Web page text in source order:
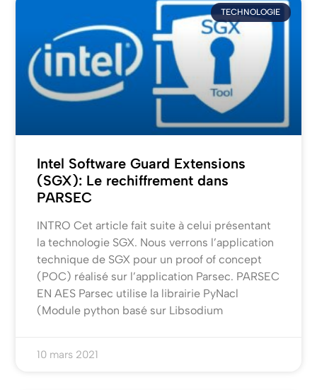
TECHNOLOGIE
Intel Software Guard Extensions
(SGX): Le rechiffrement dans
PARSEC
INTRO Cet article fait suite à celui présentant
la technologie SGX. Nous verrons l’application
technique de SGX pour un proof of concept
(POC) réalisé sur l’application Parsec. PARSEC
EN AES Parsec utilise la librairie PyNacl
(Module python basé sur Libsodium
10 mars 2021